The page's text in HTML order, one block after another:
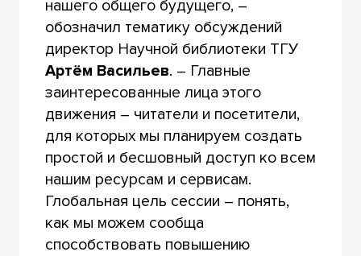
нашего общего будущего, –
обозначил тематику обсуждений
директор Научной библиотеки ТГУ
Артём Васильев. – Главные
заинтересованные лица этого
движения – читатели и посетители,
для которых мы планируем создать
простой и бесшовный доступ ко всем
нашим ресурсам и сервисам.
Глобальная цель сессии – понять,
как мы можем сообща
способствовать повышению